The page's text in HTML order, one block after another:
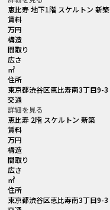
恵比寿 地下1階 スケルトン 新築
賃料
万円
構造
間取り
広さ
㎡
住所
東京都渋谷区恵比寿南3丁目9-3
交通
詳細を見る
恵比寿 2階 スケルトン 新築
賃料
万円
構造
間取り
広さ
㎡
住所
東京都渋谷区恵比寿南3丁目9-3